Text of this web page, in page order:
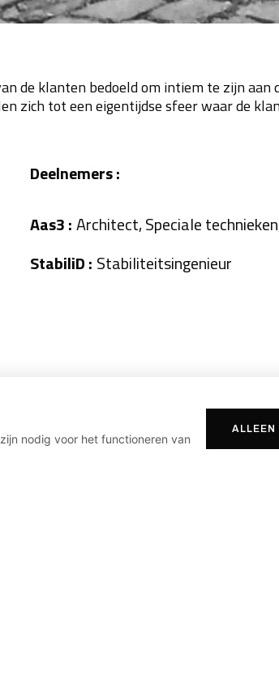
de klanten bedoeld om intiem te zijn aan
zich tot een eigentijdse sfeer waar de
Deelnemers :
Aas3 :Architect, Speciale
StabiliD : Stabiliteitsingenieur
nodig voor het functioneren van
ALLEEN